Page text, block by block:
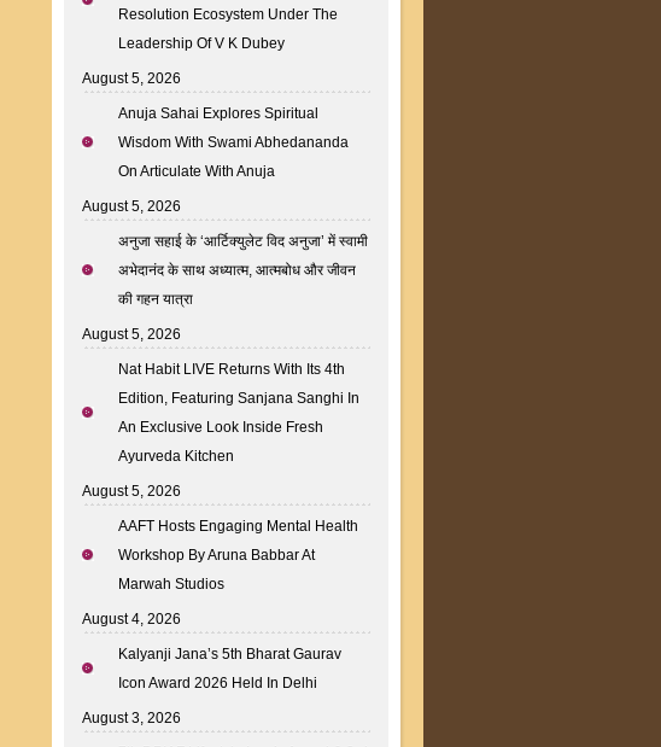
Resolution Ecosystem Under The
Leadership Of V K Dubey
August 5, 2026
Anuja Sahai Explores Spiritual
Wisdom With Swami Abhedananda
On Articulate With Anuja
August 5, 2026
अनुजा सहाई के ‘आर्टिक्युलेट विद अनुजा’ में स्वामी
अभेदानंद के साथ अध्यात्म, आत्मबोध और जीवन
की गहन यात्रा
August 5, 2026
Nat Habit LIVE Returns With Its 4th
Edition, Featuring Sanjana Sanghi In
An Exclusive Look Inside Fresh
Ayurveda Kitchen
August 5, 2026
AAFT Hosts Engaging Mental Health
Workshop By Aruna Babbar At
Marwah Studios
August 4, 2026
Kalyanji Jana’s 5th Bharat Gaurav
Icon Award 2026 Held In Delhi
August 3, 2026